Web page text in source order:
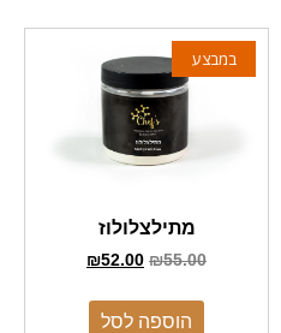
במבצע
מתילצלולוז
₪55.00
₪52.00
הוספה לסל